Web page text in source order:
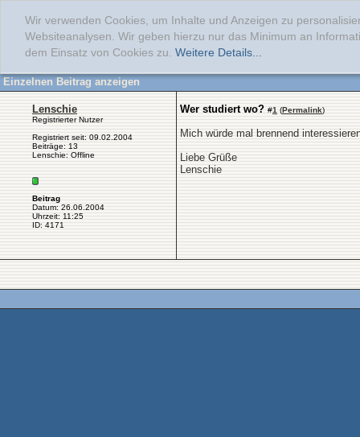
Wir verwenden Cookies, um Inhalte und Anzeigen zu
Websiteanalysen. Wir geben hierzu nur das Minimum an
dem Einsatz von Cookies zu. Weitere Details...
Einzelnen Beitrag anzeigen
Lenschie
Registrierter Nutzer
Registriert seit: 09.02.2004
Beiträge: 13
Lenschie: Offline
Beitrag
Datum: 26.06.2004
Uhrzeit: 11:25
ID: 4171
Wer studiert wo? #1 (Permalink)
Mich würde mal brennend
Liebe Grüße
Lenschie